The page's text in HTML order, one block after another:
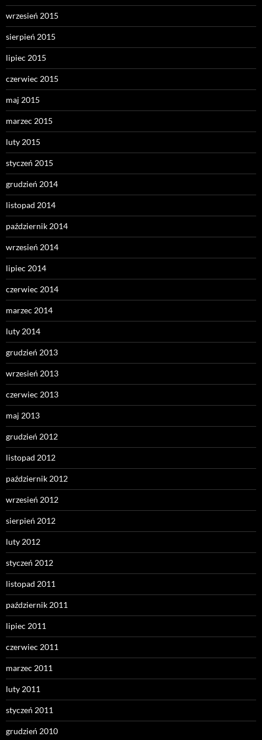
wrzesień 2015
sierpień 2015
lipiec 2015
czerwiec 2015
maj 2015
marzec 2015
luty 2015
styczeń 2015
grudzień 2014
listopad 2014
październik 2014
wrzesień 2014
lipiec 2014
czerwiec 2014
marzec 2014
luty 2014
grudzień 2013
wrzesień 2013
czerwiec 2013
maj 2013
grudzień 2012
listopad 2012
październik 2012
wrzesień 2012
sierpień 2012
luty 2012
styczeń 2012
listopad 2011
październik 2011
lipiec 2011
czerwiec 2011
marzec 2011
luty 2011
styczeń 2011
grudzień 2010